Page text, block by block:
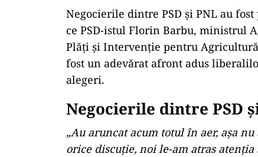
Negocierile dintre PSD și PNL au
ce PSD-istul Florin Barbu, ministrul
Plăți și Intervenție pentru
fost un adevărat afront adus
alegeri.
Negocierile dintre PSD
„Au aruncat acum totul în aer, așa
orice discuție, noi le-am atras